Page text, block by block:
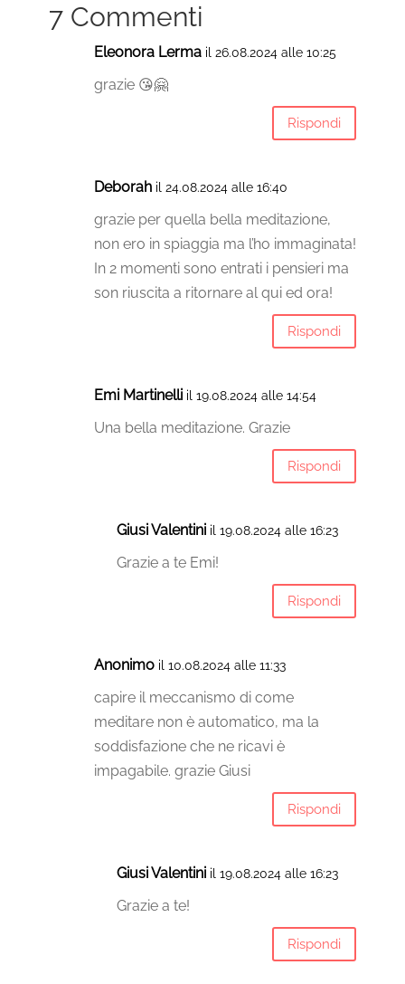
7 Commenti
Eleonora Lerma il 26.08.2024 alle 10:25
grazie 😘🤗
Rispondi
Deborah il 24.08.2024 alle 16:40
grazie per quella bella meditazione,
non ero in spiaggia ma l’ho immaginata!
In 2 momenti sono entrati i pensieri ma
son riuscita a ritornare al qui ed ora!
Rispondi
Emi Martinelli il 19.08.2024 alle 14:54
Una bella meditazione. Grazie
Rispondi
Giusi Valentini il 19.08.2024 alle 16:23
Grazie a te Emi!
Rispondi
Anonimo il 10.08.2024 alle 11:33
capire il meccanismo di come
meditare non è automatico, ma la
soddisfazione che ne ricavi è
impagabile. grazie Giusi
Rispondi
Giusi Valentini il 19.08.2024 alle 16:23
Grazie a te!
Rispondi